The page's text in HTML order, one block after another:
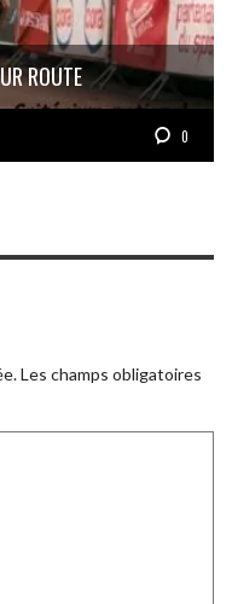
ROUTE
0
Les champs obligatoires